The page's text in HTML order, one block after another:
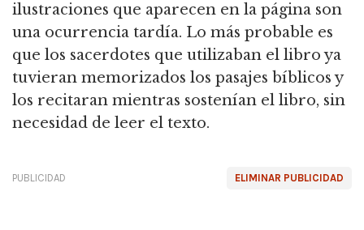
ilustraciones que aparecen en la página son
una ocurrencia tardía. Lo más probable es
que los sacerdotes que utilizaban el libro ya
tuvieran memorizados los pasajes bíblicos y
los recitaran mientras sostenían el libro, sin
necesidad de leer el texto.
ELIMINAR PUBLICIDAD
PUBLICIDAD